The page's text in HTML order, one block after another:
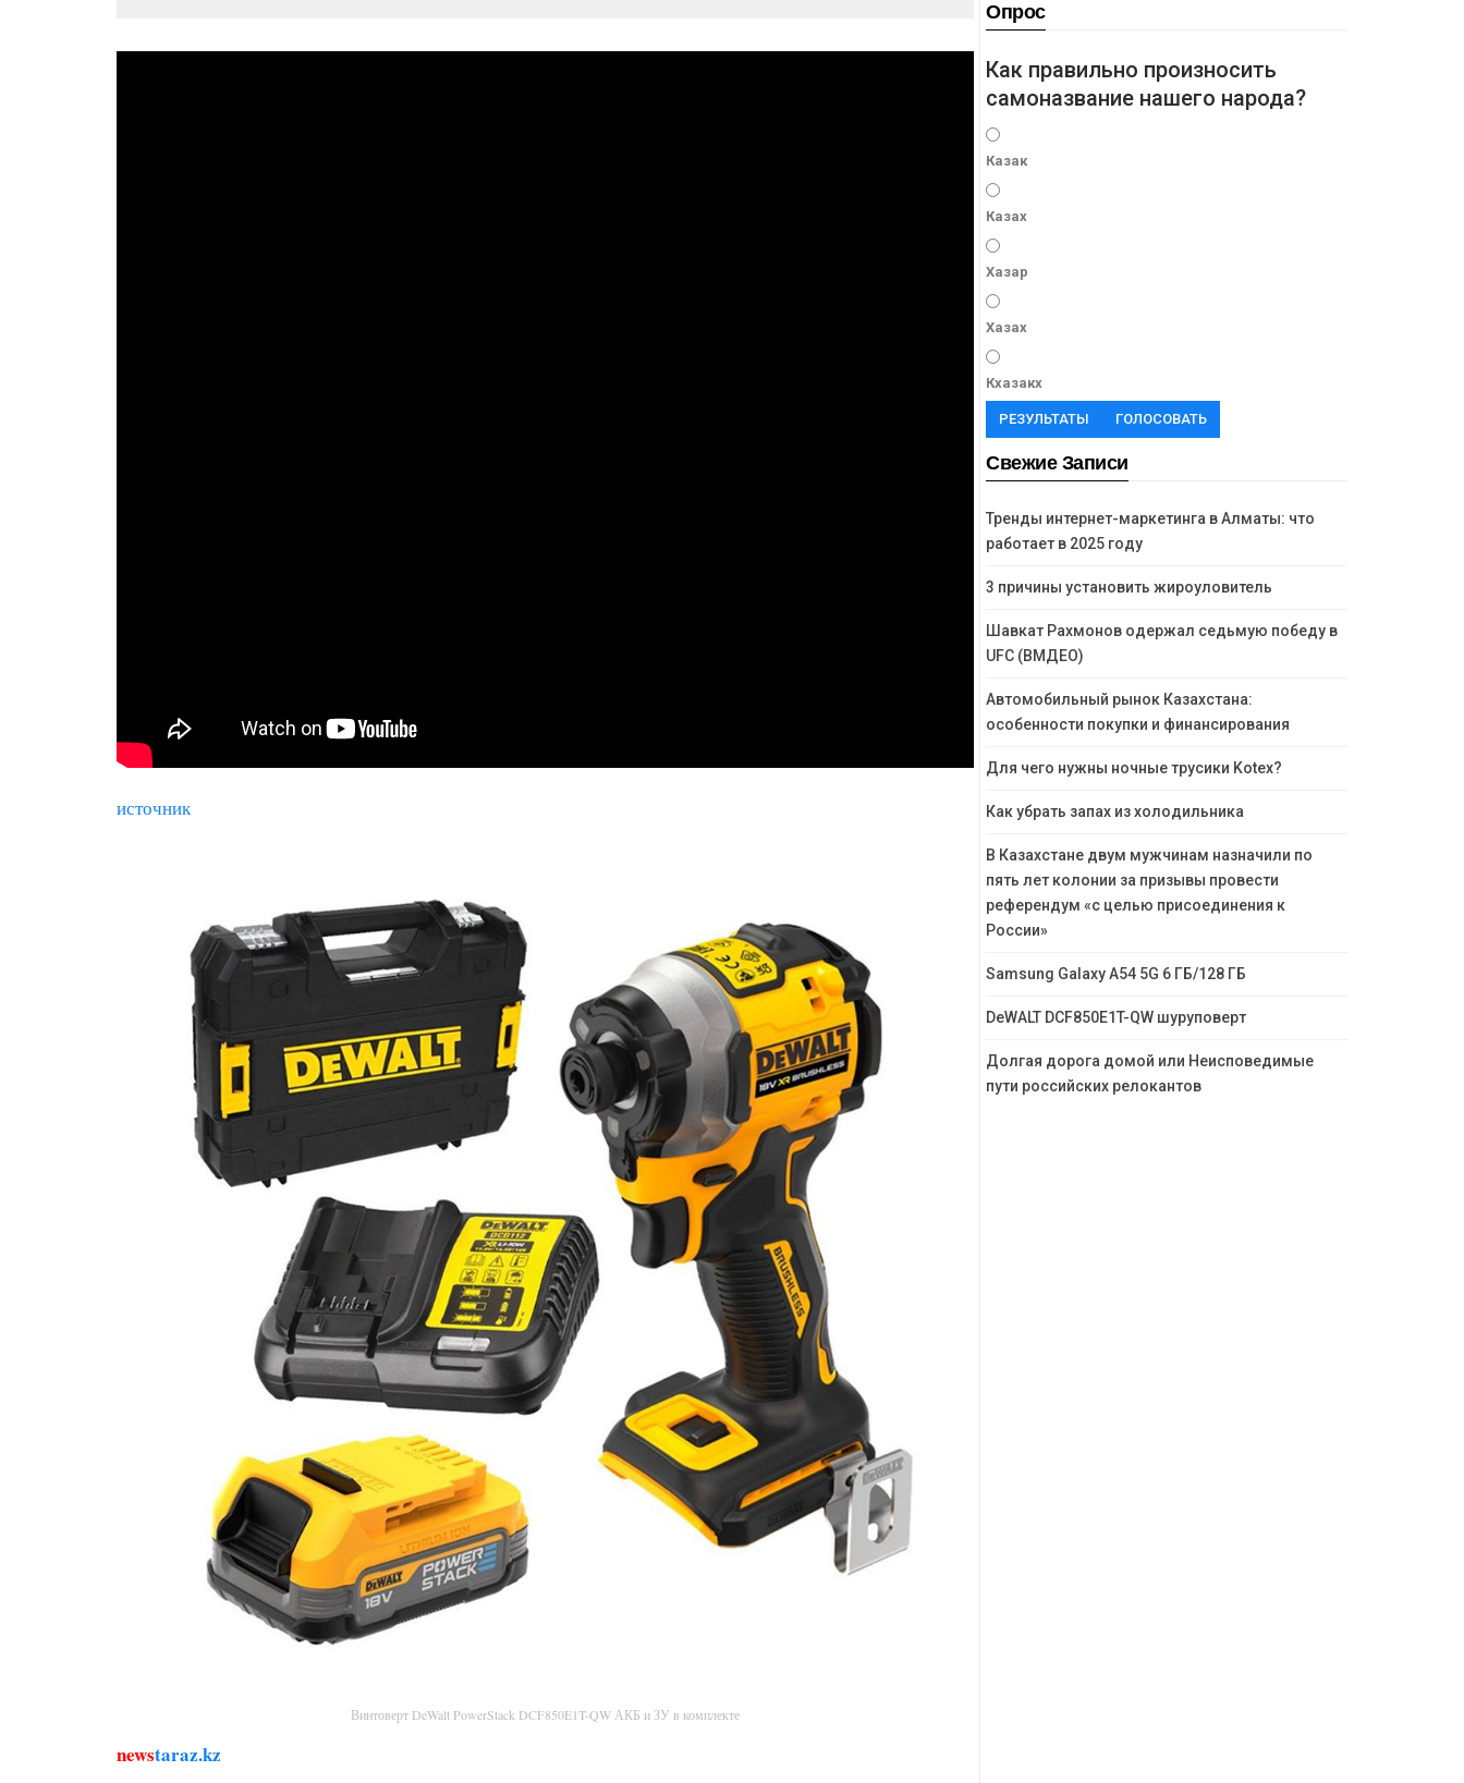
источник
Винтоверт DeWalt PowerStack DCF850E1T-QW АКБ и ЗУ в комплекте
newstaraz.kz
Опрос
Как правильно произносить
самоназвание нашего народа?
Казак
Казах
Хазар
Хазах
Кхазакх
РЕЗУЛЬТАТЫ ГОЛОСОВАТЬ
Свежие Записи
Тренды интернет-маркетинга в Алматы: что
работает в 2025 году
3 причины установить жироуловитель
Шавкат Рахмонов одержал седьмую победу в
UFC (ВМДЕО)
Автомобильный рынок Казахстана:
особенности покупки и финансирования
Для чего нужны ночные трусики Kotex?
Как убрать запах из холодильника
В Казахстане двум мужчинам назначили по
пять лет колонии за призывы провести
референдум «с целью присоединения к
России»
Samsung Galaxy A54 5G 6 ГБ/128 ГБ
DeWALT DCF850E1T-QW шуруповерт
Долгая дорога домой или Неисповедимые
пути российских релокантов